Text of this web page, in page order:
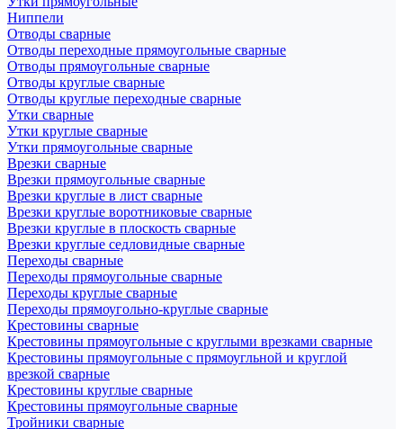
Ниппели
Отводы сварные
Отводы переходные прямоугольные сварные
Отводы прямоугольные сварные
Отводы круглые сварные
Отводы круглые переходные сварные
Утки сварные
Утки круглые сварные
Утки прямоугольные сварные
Врезки сварные
Врезки прямоугольные сварные
Врезки круглые в лист сварные
Врезки круглые воротниковые сварные
Врезки круглые в плоскость сварные
Врезки круглые седловидные сварные
Переходы сварные
Переходы прямоугольные сварные
Переходы круглые сварные
Переходы прямоугольно-круглые сварные
Крестовины сварные
Крестовины прямоугольные с круглыми врезками сварные
Крестовины прямоугольные с прямоугльной и круглой
врезкой сварные
Крестовины круглые сварные
Крестовины прямоугольные сварные
Тройники сварные